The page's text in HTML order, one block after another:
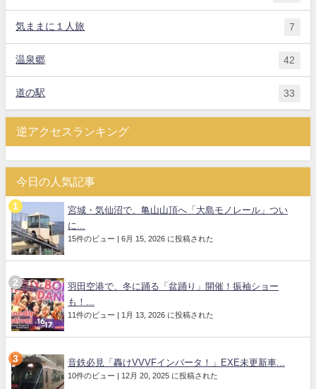
気ままに１人旅 7
温泉郷 42
道の駅 33
逆アクセスランキング
今日の人気記事
宮城・気仙沼で、亀山山頂へ「大島モノレール」つい
に...
15件のビュー | 6月 15, 2026 に投稿された
羽田空港で、冬に踊る「盆踊り」開催！振袖ショー
も！...
11件のビュー | 1月 13, 2026 に投稿された
音鉄必見「轟けVVVFインバータ！」EXE未更新車...
10件のビュー | 12月 20, 2025 に投稿された